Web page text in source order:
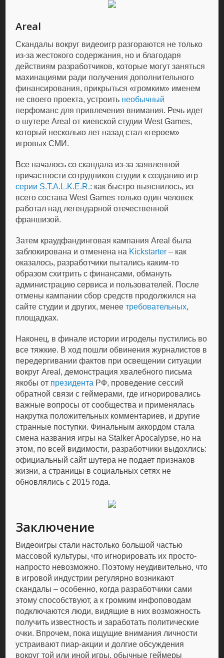
Areal
Скандалы вокруг видеоигр разгораются не только
из-за жестокого содержания, но и благодаря
действиям разработчиков, которые могут заняться
махинациями ради получения дополнительного
финансирования, прикрыться «громким» именем
не своего проекта, устроить необычный
перфоманс для привлечения внимания. Речь идет
о шутере Areal от киевской студии West Games,
который несколько лет назад стал «героем»
игровых СМИ.
Все началось со скандала из-за заявленной
причастности сотрудников студии к созданию игр
серии S.T.A.L.K.E.R.: как быстро выяснилось, из
всего состава West Games только один человек
работал над легендарной отечественной
франшизой.
Затем краудфандинговая кампания Areal была
заблокирована и отменена на Kickstarter – как
оказалось, разработчики пытались каким-то
образом схитрить с финансами, обмануть
администрацию сервиса и пользователей. После
отмены кампании сбор средств продолжился на
сайте студии и других, менеетребовательных,
площадках.
Наконец, в финале истории игроделы пустились во
все тяжкие. В ход пошли обвинения журналистов в
передергивании фактов при освещении ситуации
вокруг Areal, демонстрация хвалебного письма
якобы от президента РФ, проведение сессий
обратной связи с геймерами, где игнорировались
важные вопросы от сообщества и применялась
накрутка положительных комментариев, и другие
странные поступки. Финальным аккордом стала
смена названия игры на Stalker Apocalypse, но на
этом, по всей видимости, разработчики выдохлись:
официальный сайт шутера не подает признаков
жизни, а страницы в социальных сетях не
обновлялись с 2015 года.
Заключение
Видеоигры стали настолько большой частью
массовой культуры, что игнорировать их просто-
напросто невозможно. Поэтому неудивительно, что
в игровой индустрии регулярно возникают
скандалы – особенно, когда разработчики сами
этому способствуют, а к громким инфоповодам
подключаются люди, видящие в них возможность
получить известность и заработать политические
очки. Впрочем, пока ищущие внимания личности
устраивают пиар-акции и долгие обсуждения
вокруг той или иной игры, обычные геймеры